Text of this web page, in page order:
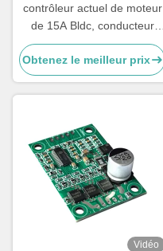
contrôleur actuel de moteur
de 15A Bldc, conducteur
triphasé de petite taille de
moteur
Obtenez le meilleur prix
Vidéo